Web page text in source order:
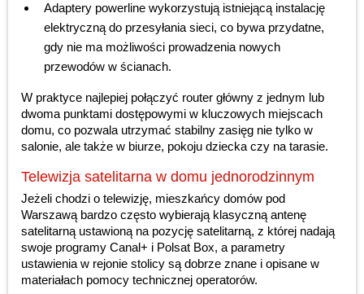
Adaptery powerline wykorzystują istniejącą instalację
elektryczną do przesyłania sieci, co bywa przydatne,
gdy nie ma możliwości prowadzenia nowych
przewodów w ścianach.
W praktyce najlepiej połączyć router główny z jednym lub
dwoma punktami dostępowymi w kluczowych miejscach
domu, co pozwala utrzymać stabilny zasięg nie tylko w
salonie, ale także w biurze, pokoju dziecka czy na tarasie.
Telewizja satelitarna w domu jednorodzinnym
Jeżeli chodzi o telewizję, mieszkańcy domów pod
Warszawą bardzo często wybierają klasyczną antenę
satelitarną ustawioną na pozycję satelitarną, z której nadają
swoje programy Canal+ i Polsat Box, a parametry
ustawienia w rejonie stolicy są dobrze znane i opisane w
materiałach pomocy technicznej operatorów.